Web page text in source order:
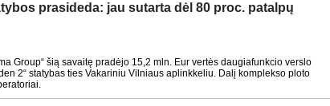
prasideda: jau sutarta dėl 80 proc. patalpų
Group“ šią savaitę pradėjo 15,2 mln. Eur vertės daugiafunkcio verslo
2“ statybas ties Vakariniu Vilniaus aplinkkeliu. Dalį komplekso ploto